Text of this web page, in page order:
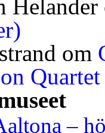
Helander
om
Quartet
–